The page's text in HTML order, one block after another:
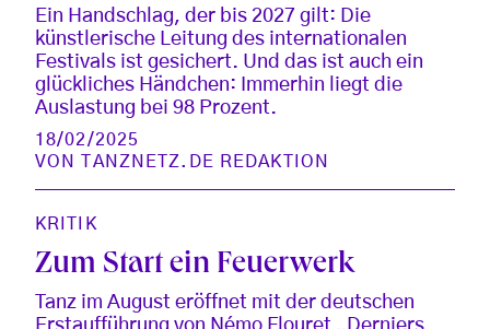
Ein Handschlag, der bis 2027 gilt: Die
künstlerische Leitung des internationalen
Festivals ist gesichert. Und das ist auch ein
glückliches Händchen: Immerhin liegt die
Auslastung bei 98 Prozent.
18/02/2025
VON
TANZNETZ.DE REDAKTION
KRITIK
Zum Start ein Feuerwerk
Tanz im August eröffnet mit der deutschen